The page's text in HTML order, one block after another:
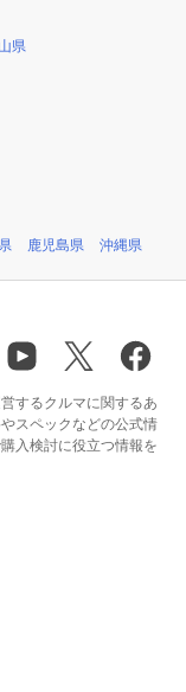
県
鹿児島県 沖縄県
するクルマに関するあ
スペックなどの公式情
入検討に役立つ情報を